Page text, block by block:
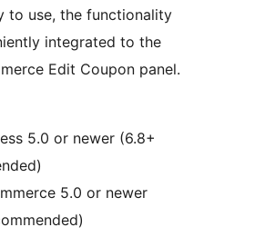
to use, the functionality
integrated to the
Edit Coupon panel.
5.0 or newer (6.8+
5.0 or newer